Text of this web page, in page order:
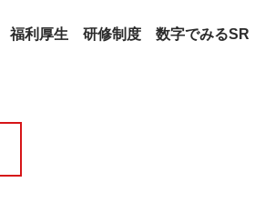
福利厚生 研修制度 数字でみるSR